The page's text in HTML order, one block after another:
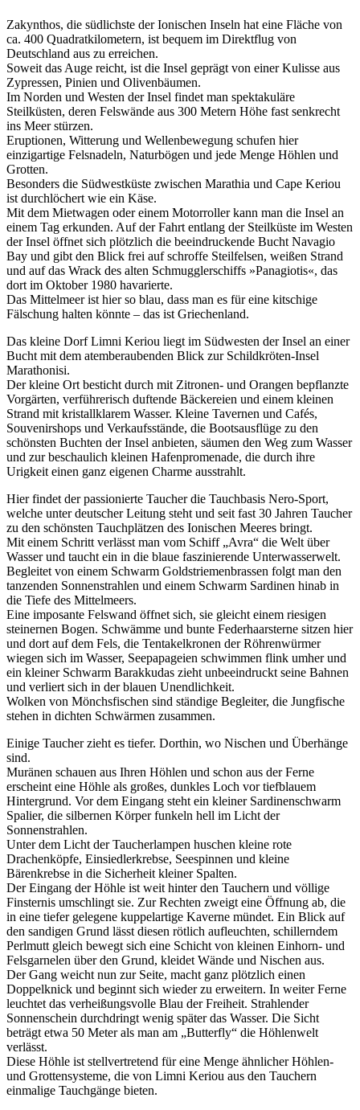
Zakynthos, die südlichste der Ionischen Inseln hat eine Fläche von
ca. 400 Quadratkilometern, ist bequem im Direktflug von
Deutschland aus zu erreichen.
Soweit das Auge reicht, ist die Insel geprägt von einer Kulisse aus
Zypressen, Pinien und Olivenbäumen.
Im Norden und Westen der Insel findet man spektakuläre
Steilküsten, deren Felswände aus 300 Metern Höhe fast senkrecht
ins Meer stürzen.
Eruptionen, Witterung und Wellenbewegung schufen hier
einzigartige Felsnadeln, Naturbögen und jede Menge Höhlen und
Grotten.
Besonders die Südwestküste zwischen Marathia und Cape Keriou
ist durchlöchert wie ein Käse.
Mit dem Mietwagen oder einem Motorroller kann man die Insel an
einem Tag erkunden. Auf der Fahrt entlang der Steilküste im Westen
der Insel öffnet sich plötzlich die beeindruckende Bucht Navagio
Bay und gibt den Blick frei auf schroffe Steilfelsen, weißen Strand
und auf das Wrack des alten Schmugglerschiffs »Panagiotis«, das
dort im Oktober 1980 havarierte.
Das Mittelmeer ist hier so blau, dass man es für eine kitschige
Fälschung halten könnte – das ist Griechenland.
Das kleine Dorf Limni Keriou liegt im Südwesten der Insel an einer
Bucht mit dem atemberaubenden Blick zur Schildkröten-Insel
Marathonisi.
Der kleine Ort besticht durch mit Zitronen- und Orangen bepflanzte
Vorgärten, verführerisch duftende Bäckereien und einem kleinen
Strand mit kristallklarem Wasser. Kleine Tavernen und Cafés,
Souvenirshops und Verkaufsstände, die Bootsausflüge zu den
schönsten Buchten der Insel anbieten, säumen den Weg zum Wasser
und zur beschaulich kleinen Hafenpromenade, die durch ihre
Urigkeit einen ganz eigenen Charme ausstrahlt.
Hier findet der passionierte Taucher die Tauchbasis Nero-Sport,
welche unter deutscher Leitung steht und seit fast 30 Jahren Taucher
zu den schönsten Tauchplätzen des Ionischen Meeres bringt.
Mit einem Schritt verlässt man vom Schiff „Avra“ die Welt über
Wasser und taucht ein in die blaue faszinierende Unterwasserwelt.
Begleitet von einem Schwarm Goldstriemenbrassen folgt man den
tanzenden Sonnenstrahlen und einem Schwarm Sardinen hinab in
die Tiefe des Mittelmeers.
Eine imposante Felswand öffnet sich, sie gleicht einem riesigen
steinernen Bogen. Schwämme und bunte Federhaarsterne sitzen hier
und dort auf dem Fels, die Tentakelkronen der Röhrenwürmer
wiegen sich im Wasser, Seepapageien schwimmen flink umher und
ein kleiner Schwarm Barakkudas zieht unbeeindruckt seine Bahnen
und verliert sich in der blauen Unendlichkeit.
Wolken von Mönchsfischen sind ständige Begleiter, die Jungfische
stehen in dichten Schwärmen zusammen.
Einige Taucher zieht es tiefer. Dorthin, wo Nischen und Überhänge
sind.
Muränen schauen aus Ihren Höhlen und schon aus der Ferne
erscheint eine Höhle als großes, dunkles Loch vor tiefblauem
Hintergrund. Vor dem Eingang steht ein kleiner Sardinenschwarm
Spalier, die silbernen Körper funkeln hell im Licht der
Sonnenstrahlen.
Unter dem Licht der Taucherlampen huschen kleine rote
Drachenköpfe, Einsiedlerkrebse, Seespinnen und kleine
Bärenkrebse in die Sicherheit kleiner Spalten.
Der Eingang der Höhle ist weit hinter den Tauchern und völlige
Finsternis umschlingt sie. Zur Rechten zweigt eine Öffnung ab, die
in eine tiefer gelegene kuppelartige Kaverne mündet. Ein Blick auf
den sandigen Grund lässt diesen rötlich aufleuchten, schillerndem
Perlmutt gleich bewegt sich eine Schicht von kleinen Einhorn- und
Felsgarnelen über den Grund, kleidet Wände und Nischen aus.
Der Gang weicht nun zur Seite, macht ganz plötzlich einen
Doppelknick und beginnt sich wieder zu erweitern. In weiter Ferne
leuchtet das verheißungsvolle Blau der Freiheit. Strahlender
Sonnenschein durchdringt wenig später das Wasser. Die Sicht
beträgt etwa 50 Meter als man am „Butterfly“ die Höhlenwelt
verlässt.
Diese Höhle ist stellvertretend für eine Menge ähnlicher Höhlen-
und Grottensysteme, die von Limni Keriou aus den Tauchern
einmalige Tauchgänge bieten.